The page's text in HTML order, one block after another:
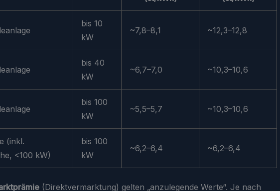
bis 10
kW
~7,8–8,1 ~12,3–12,8
bis 40
kW
~6,7–7,0 ~10,3–10,6
bis 100
kW
~5,5–5,7 ~10,3–10,6
(inkl.
<100 kW)
bis 100
kW
~6,2–6,4 ~6,2–6,4
(Direktvermarktung) gelten „anzulegende Werte“. Je nach